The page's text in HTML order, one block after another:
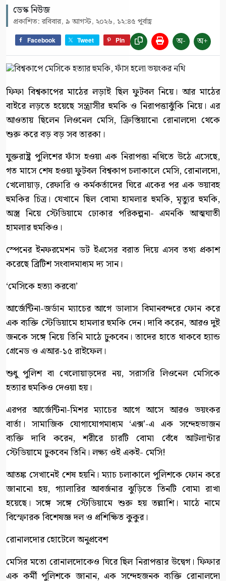
ডেস্ক নিউজ
প্রকাশিত: রবিবার, ৯ আগস্ট, ২০২৬, ১২:৪৫ পূর্বাহ্ণ
Facebook Tweet Pin অ- অ+
ফিফা বিশ্বকাপের মাঠের লড়াই ছিল ফুটবল নিয়ে। আর মাঠের
বাইরে লড়তে হয়েছে সন্ত্রাসীর হুমকি ও নিরাপত্তাঝুঁকি নিয়ে। এর
আওতায় ছিলেন লিওনেল মেসি, ক্রিস্তিয়ানো রোনালদো থেকে
শুরু করে বড় বড় সব তারকা।
যুক্তরাষ্ট্র পুলিশের ফাঁস হওয়া এক নিরাপত্তা নথিতে উঠে এসেছে,
গত মাসে শেষ হওয়া ফুটবল বিশ্বকাপ চলাকালে মেসি, রোনালদো,
খেলোয়াড়, রেফারি ও কর্মকর্তাদের ঘিরে একের পর এক ভয়াবহ
হুমকির চিত্র। যেখানে ছিল বোমা হামলার হুমকি, মৃত্যুর হুমকি,
অস্ত্র নিয়ে স্টেডিয়ামে ঢোকার পরিকল্পনা- এমনকি আত্মঘাতী
হামলার হুমকিও।
স্পেনের ইনফরমেশন ডট ইএসের বরাত দিয়ে এসব তথ্য প্রকাশ
করেছে ব্রিটিশ সংবাদমাধ্যম দ্য সান।
‘মেসিকে হত্যা করবো’
আর্জেন্টিনা-জর্ডান ম্যাচের আগে ডালাস বিমানবন্দরে ফোন করে
এক ব্যক্তি স্টেডিয়ামে হামলার হুমকি দেন। দাবি করেন, আরও দুই
জনকে সঙ্গে নিয়ে তিনি মাঠে ঢুকবেন। তাদের হাতে থাকবে হ্যান্ড
গ্রেনেড ও এআর-১৫ রাইফেল।
শুধু পুলিশ বা খেলোয়াড়দের নয়, সরাসরি লিওনেল মেসিকে
হত্যার হুমকিও দেওয়া হয়।
এরপর আর্জেন্টিনা-মিশর ম্যাচের আগে আসে আরও ভয়ংকর
বার্তা। সামাজিক যোগাযোগমাধ্যম ‘এক্স’-এ এক সন্দেহভাজন
ব্যক্তি দাবি করেন, শরীরে চারটি বোমা বেঁধে আটলান্টার
স্টেডিয়ামে ঢুকবেন তিনি। লক্ষ্য ওই একই- মেসি!
আতঙ্ক সেখানেই শেষ হয়নি। ম্যাচ চলাকালে পুলিশকে ফোন করে
জানানো হয়, গ্যালারির আবর্জনার ঝুড়িতে তিনটি বোমা রাখা
হয়েছে। সঙ্গে সঙ্গে স্টেডিয়ামে শুরু হয় তল্লাশি। মাঠে নামে
বিস্ফোরক বিশেষজ্ঞ দল ও প্রশিক্ষিত কুকুর।
রোনালদোর হোটেলে অনুপ্রবেশ
মেসির মতো রোনালদোকেও ঘিরে ছিল নিরাপত্তার উদ্বেগ। ফিফার
এক কর্মী পুলিশকে জানান, এক সন্দেহজনক ব্যক্তি রোনালদো